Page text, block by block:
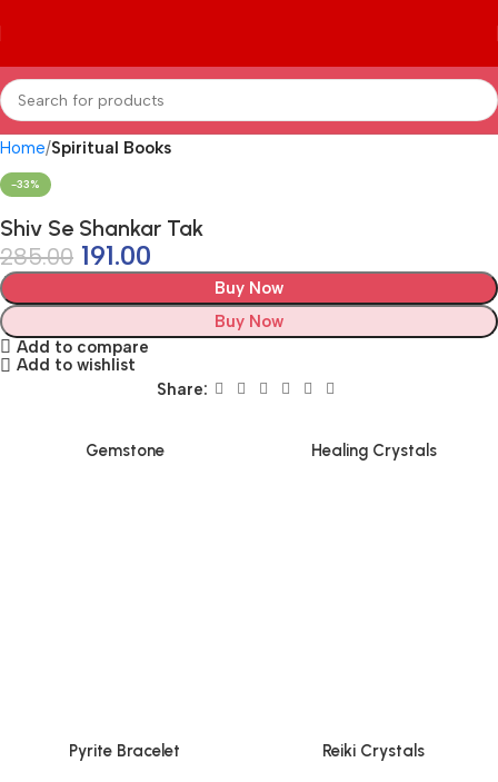
Home Spiritual Books
-33%
Shiv Se Shankar Tak
285.00 191.00
Buy Now
Buy Now
Add to compare
Add to wishlist
Share:
Gemstone Healing Crystals
Pyrite Bracelet Reiki Crystals